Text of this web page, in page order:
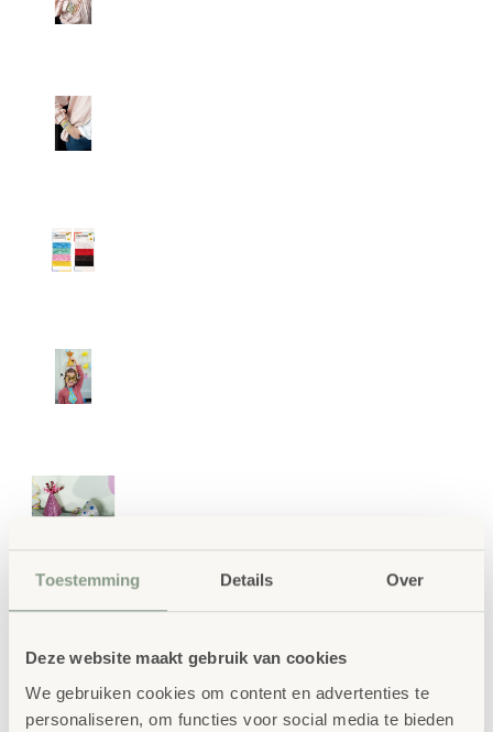
Toestemming Details Over
Deze website maakt gebruik van cookies
We gebruiken cookies om content en advertenties te
personaliseren, om functies voor social media te bieden